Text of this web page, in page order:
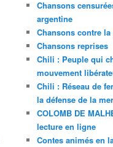
Chansons
argentine
Chansons contre la
Chansons reprises
Chili : Peuple qui
mouvement
Chili : Réseau de
la défense de la mer
COLOMB DE
lecture en ligne
Contes animés en